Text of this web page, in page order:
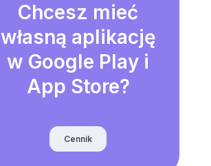
Chcesz mieć
własną aplikację
w Google Play i
App Store?
Cennik